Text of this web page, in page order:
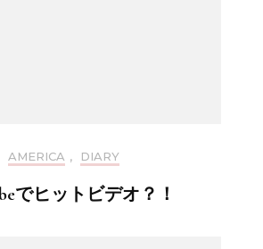
AMERICA , DIARY
でヒットビデオ？！